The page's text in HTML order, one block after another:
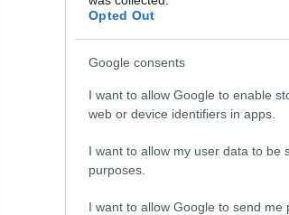
Opted Out
Google consents
I want to allow Google to enable
web or device identifiers in apps.
I want to allow my user data to be
purposes.
I want to allow Google to send me
PANDÉMIA
AUG 11.
The dangers of an
cikket
Lakos András